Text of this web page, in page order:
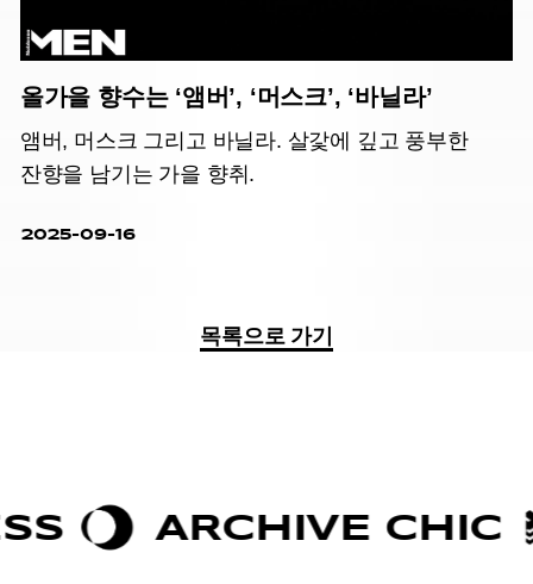
올가을 향수는 ‘앰버’, ‘머스크’, ‘바닐라’
앰버, 머스크 그리고 바닐라. 살갗에 깊고 풍부한
잔향을 남기는 가을 향취.
2025-09-16
목록으로 가기
CHIC